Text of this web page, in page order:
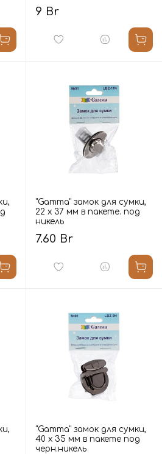
9 Br
"Gamma" замок для сумки,
22 х 37 мм в пакете. под
никель
7.60 Br
"Gamma" замок для сумки,
40 х 35 мм в пакете под
черн.никель